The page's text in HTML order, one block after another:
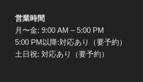
営業時間
月〜金: 9:00 AM – 5:00 PM
5:00 PM以降:対応あり（要予約）
土日祝: 対応あり（要予約）